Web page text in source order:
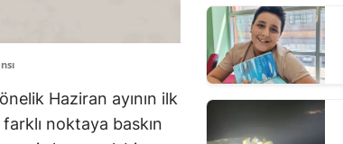
Haziran ayının ilk
noktaya baskın